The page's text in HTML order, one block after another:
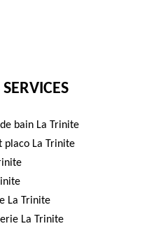
bain La Trinite
placo La Trinite
La Trinite
La Trinite